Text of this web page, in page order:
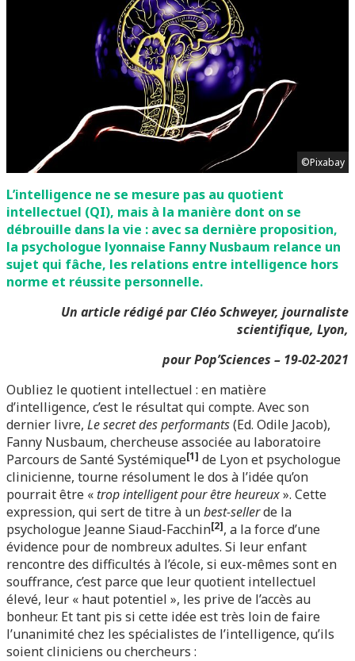
©Pixabay
L’intelligence ne se mesure pas au quotient
intellectuel (QI), mais à la manière dont on se
débrouille dans la vie : avec sa dernière proposition,
la psychologue lyonnaise Fanny Nusbaum relance un
sujet qui fâche, les relations entre intelligence hors
norme et réussite personnelle.
Un article rédigé par Cléo Schweyer, journaliste
scientifique, Lyon,
pour Pop’Sciences – 19-02-2021
Oubliez le quotient intellectuel : en matière
d’intelligence, c’est le résultat qui compte. Avec son
dernier livre, Le secret des performants(Ed. Odile Jacob),
Fanny Nusbaum, chercheuse associée au laboratoire
Parcours de Santé Systémique[1] de Lyon et psychologue
clinicienne, tourne résolument le dos à l’idée qu’on
pourrait être « trop intelligent pour être heureux». Cette
expression, qui sert de titre à unbest-sellerde la
psychologue Jeanne Siaud-Facchin[2], a la force d’une
évidence pour de nombreux adultes. Si leur enfant
rencontre des difficultés à l’école, si eux-mêmes sont en
souffrance, c’est parce que leur quotient intellectuel
élevé, leur « haut potentiel », les prive de l’accès au
bonheur. Et tant pis si cette idée est très loin de faire
l’unanimité chez les spécialistes de l’intelligence, qu’ils
soient cliniciens ou chercheurs :